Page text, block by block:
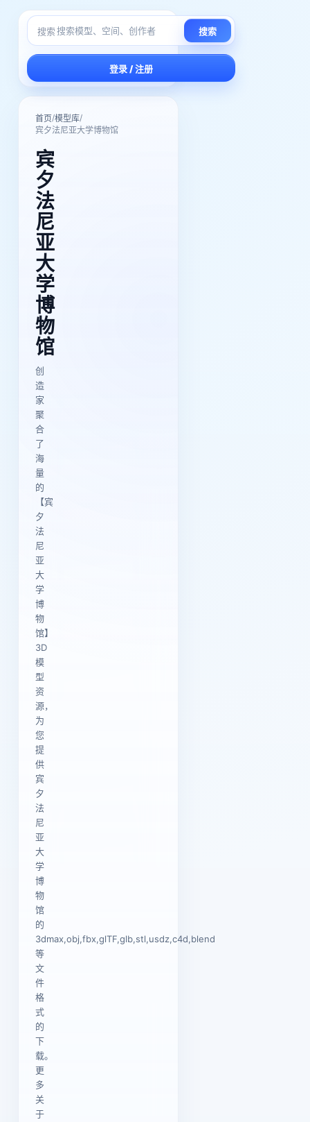
搜索 搜索
登录 / 注册
首页/模型库/
宾夕法尼亚大学博物馆
宾
夕
法
尼
亚
大
学
博
物
馆
创
造
家
聚
合
了
海
量
的
【宾
夕
法
尼
亚
大
学
博
物
馆】
3D
模
型
资
源，
为
您
提
供
宾
夕
法
尼
亚
大
学
博
物
馆
的
3dmax,obj,fbx,glTF,glb,stl,usdz,c4d,blend
等
文
件
格
式
的
下
载。
更
多
关
于